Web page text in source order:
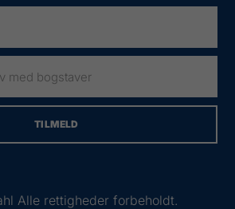
Alle rettigheder forbeholdt.